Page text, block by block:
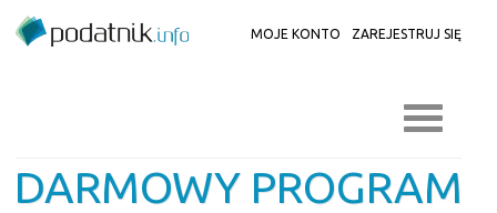
MOJE KONTO ZAREJESTRUJ SIĘ
DARMOWY PROGRAM